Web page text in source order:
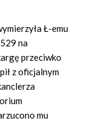
Ł-emu
na
przeciwko
z oficjalnym
mu